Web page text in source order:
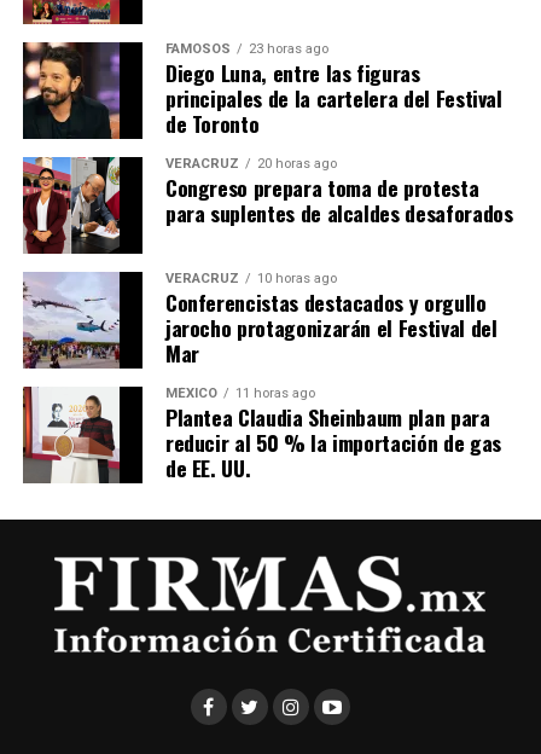
FAMOSOS 23 horas ago
Diego Luna, entre las figuras
principales de la cartelera del Festival
de Toronto
VERACRUZ 20 horas ago
Congreso prepara toma de protesta
para suplentes de alcaldes desaforados
VERACRUZ 10 horas ago
Conferencistas destacados y orgullo
jarocho protagonizarán el Festival del
Mar
MÉXICO 11 horas ago
Plantea Claudia Sheinbaum plan para
reducir al 50 % la importación de gas
de EE. UU.